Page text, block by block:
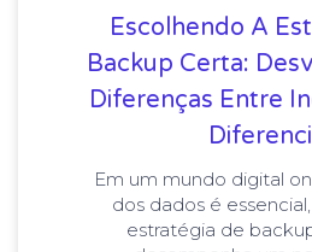
Escolhendo A
Backup Certa:
Diferenças Entre
Em um mundo digital
dos dados é
estratégia de